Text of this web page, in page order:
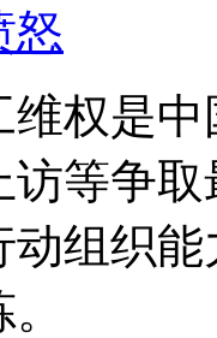
怒
维权是
等争
组织